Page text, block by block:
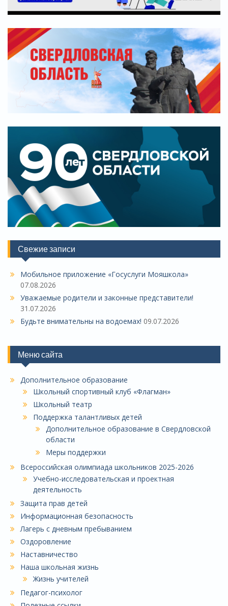
Свежие записи
Мобильное приложение «Госуслуги Мояшкола»
07.08.2026
Уважаемые родители и законные представители!
31.07.2026
Будьте внимательны на водоемах! 09.07.2026
Меню сайта
Дополнительное образование
Школьный спортивный клуб «Флагман»
Школьный театр
Поддержка талантливых детей
Дополнительное образование в Свердловской
области
Меры поддержки
Всероссийская олимпиада школьников 2025-2026
Учебно-исследовательская и проектная
деятельность
Защита прав детей
Информационная безопасность
Лагерь с дневным пребыванием
Оздоровление
Наставничество
Наша школьная жизнь
Жизнь учителей
Педагог-психолог